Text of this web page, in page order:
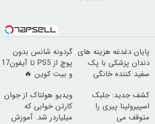
پایان دغدغه هزینه های
دندان پزشکی با پک
سفید کننده خانگی
گردونه شانس بدون
پوچ از PS5 تا آیفون17
و بیت کوین 🔥
کشف جدید: جلبک
اسپیرولینا پیری را
متوقف می
ویدیو هولناک از جوان
کارتن خوابی که
میلیاردر شد. آموزش